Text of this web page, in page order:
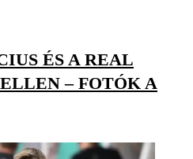
ÉS A REAL
– FOTÓK A